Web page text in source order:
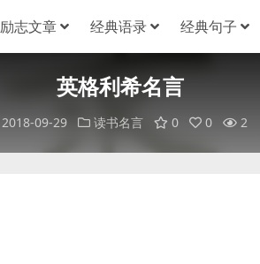
励志文章 经典语录 经典句子
英格利希名言
2018-09-29 读书名言 0 0 2